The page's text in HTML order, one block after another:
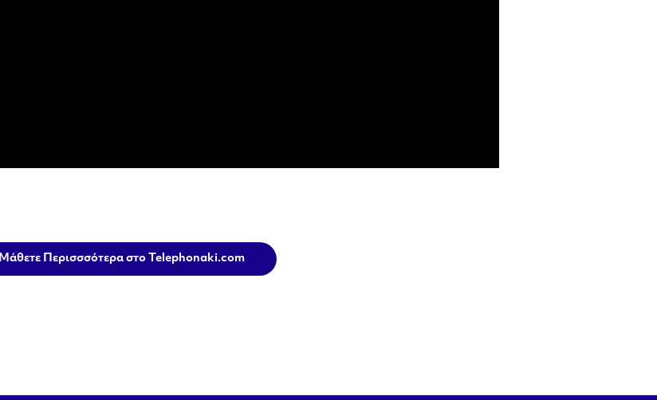
Μάθετε Περισσσότερα στο Telephonaki.com